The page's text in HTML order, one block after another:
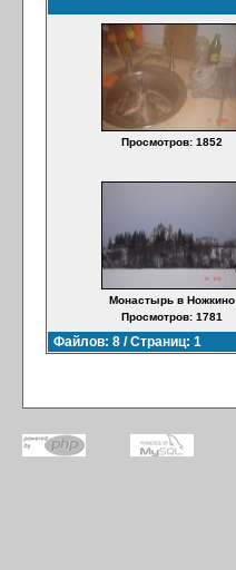
Просмотров: 1852
Монастырь в Ножкино
Просмотров: 1781
Файлов: 8 / Страниц: 1